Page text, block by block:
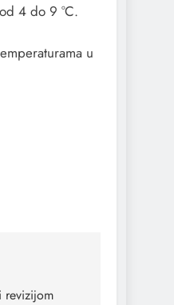
4 do 9 °C.
u
revizijom